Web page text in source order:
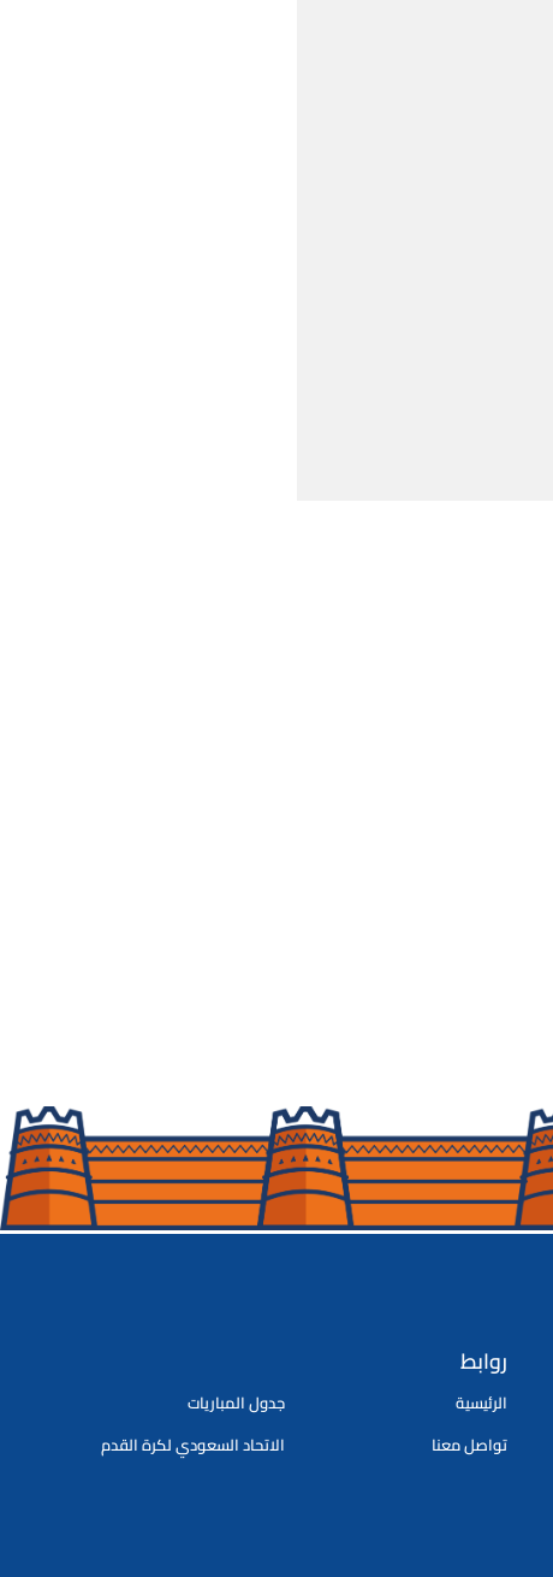
روابط
الرئيسية
تواصل معنا
جدول المباريات
الاتحاد السعودي لكرة القدم